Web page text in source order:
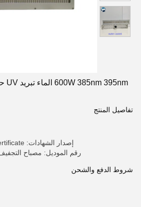
تفاصيل المنتج
إصدار الشهادات: High-tech Enterprise Certificate
رقم الموديل: مصباح التجفيف
شروط الدفع والشحن